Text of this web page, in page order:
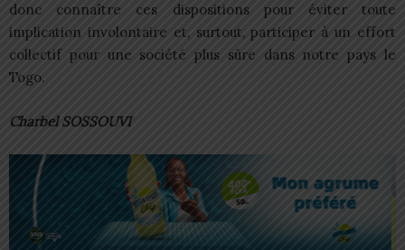
donc connaître ces dispositions pour éviter toute
implication involontaire et, surtout, participer à un effort
collectif pour une société plus sûre dans notre pays le
Togo.
Charbel SOSSOUVI